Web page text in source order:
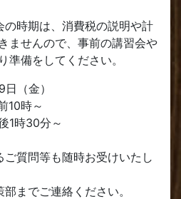
時期は、消費税の説明や計
ませんので、事前の講習会や
準備をしてください。
（金）
10時～
30分～
質問等も随時お受けいたし
までご連絡ください。